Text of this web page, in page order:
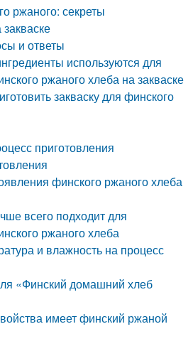
ржаного: секреты
и ответы
используются для
ржаного хлеба на закваске
закваску для финского
приготовления
финского ржаного хлеба
всего подходит для
ржаного хлеба
и влажность на процесс
«Финский домашний хлеб
имеет финский ржаной